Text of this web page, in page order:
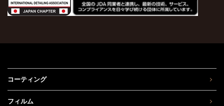
コーティング
フィルム